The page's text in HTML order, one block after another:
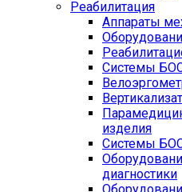
Реабилитация
Аппараты
Системы
изделия
Системы
диагностики